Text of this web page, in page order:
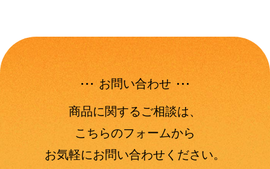
お問い合わせ
商品に関するご相談は、
こちらのフォームから
お気軽にお問い合わせください。